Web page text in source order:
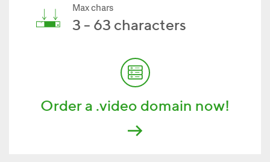
Max chars
3 - 63 characters
Order a .video domain now!